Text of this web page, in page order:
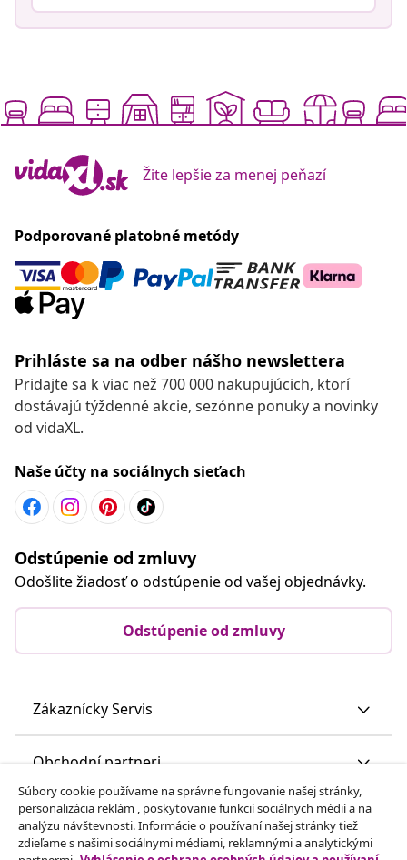
Žite lepšie za menej peňazí
Podporované platobné metódy
Prihláste sa na odber nášho newslettera
Pridajte sa k viac než 700 000 nakupujúcich, ktorí
dostávajú týždenné akcie, sezónne ponuky a novinky
od vidaXL.
Naše účty na sociálnych sieťach
Odstúpenie od zmluvy
Odošlite žiadosť o odstúpenie od vašej objednávky.
Odstúpenie od zmluvy
Zákaznícky Servis
Obchodní partneri
vidaXL
Súbory cookie používame na správne fungovanie našej stránky,
personalizácia reklám , poskytovanie funkcií sociálnych médií a na
analýzu návštevnosti. Informácie o používaní našej stránky tiež
zdieľame s našimi sociálnymi médiami, reklamnými a analytickými